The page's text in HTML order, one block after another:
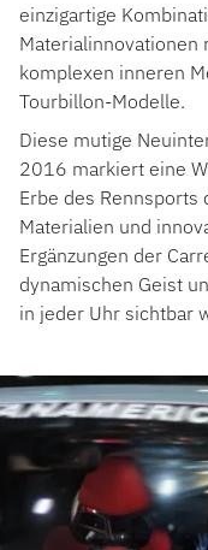
LUXURY DEALS
HOCHZEIT
ACCESSOIRES
ÜBER UNS
einzigartige
Materialinnovationen
komplexen inneren
Tourbillon-Modelle.
Diese mutige
2016 markiert eine
Erbe des
Materialien und
Ergänzungen der
dynamischen Geist
in jeder Uhr sichtbar